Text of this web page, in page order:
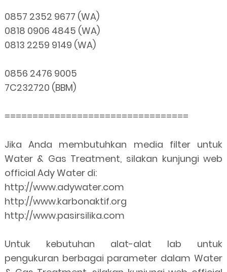
0857 2352 9677 (WA)
0818 0906 4845 (WA)
0813 2259 9149 (WA)
0856 2476 9005
7C232720 (BBM)
=================================
Jika Anda membutuhkan media filter untuk
Water & Gas Treatment, silakan kunjungi web
official Ady Water di:
http://www.adywater.com
http://www.karbonaktif.org
http://www.pasirsilika.com
Untuk kebutuhan alat-alat lab untuk
pengukuran berbagai parameter dalam Water